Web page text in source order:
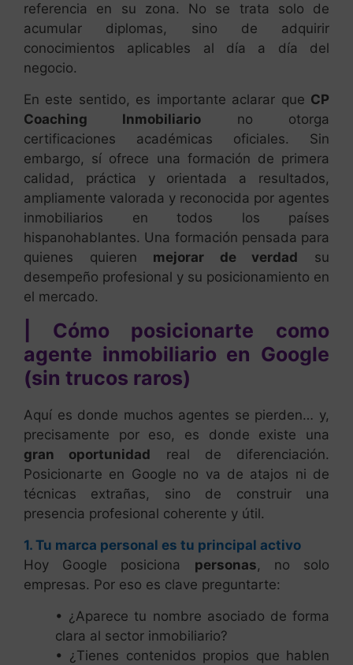
referencia en su zona. No se trata solo de
acumular diplomas, sino de adquirir
conocimientos aplicables al día a día del
negocio.
En este sentido, es importante aclarar que CP
Coaching Inmobiliario no otorga
certificaciones académicas oficiales. Sin
embargo, sí ofrece una formación de primera
calidad, práctica y orientada a resultados,
ampliamente valorada y reconocida por agentes
inmobiliarios en todos los países
hispanohablantes. Una formación pensada para
quienes quieren mejorar de verdad su
desempeño profesional y su posicionamiento en
el mercado.
| Cómo posicionarte como
agente inmobiliario en Google
(sin trucos raros)
Aquí es donde muchos agentes se pierden… y,
precisamente por eso, es donde existe una
gran oportunidad real de diferenciación.
Posicionarte en Google no va de atajos ni de
técnicas extrañas, sino de construir una
presencia profesional coherente y útil.
1. Tu marca personal es tu principal activo
Hoy Google posiciona personas, no solo
empresas. Por eso es clave preguntarte:
• ¿Aparece tu nombre asociado de forma
clara al sector inmobiliario?
• ¿Tienes contenidos propios que hablen